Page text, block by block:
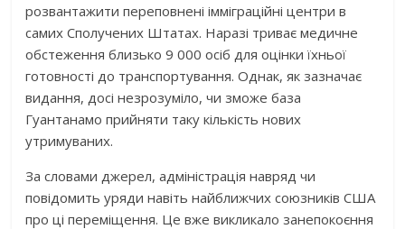
розвантажити переповнені імміграційні центри в
самих Сполучених Штатах. Наразі триває медичне
обстеження близько 9 000 осіб для оцінки їхньої
готовності до транспортування. Однак, як зазначає
видання, досі незрозуміло, чи зможе база
Гуантанамо прийняти таку кількість нових
утримуваних.
За словами джерел, адміністрація навряд чи
повідомить уряди навіть найближчих союзників США
про ці переміщення. Це вже викликало занепокоєння